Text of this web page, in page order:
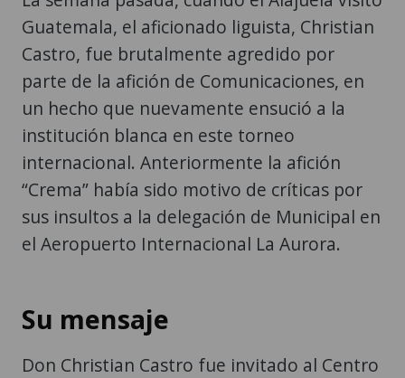
Guatemala, el aficionado liguista, Christian
Castro, fue brutalmente agredido por
parte de la afición de Comunicaciones, en
un hecho que nuevamente ensució a la
institución blanca en este torneo
internacional. Anteriormente la afición
“Crema” había sido motivo de críticas por
sus insultos a la delegación de Municipal en
el Aeropuerto Internacional La Aurora.
Su mensaje
Don Christian Castro fue invitado al Centro